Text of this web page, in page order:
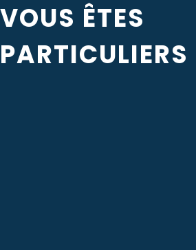
VOUS ÊTES
PARTICULIERS